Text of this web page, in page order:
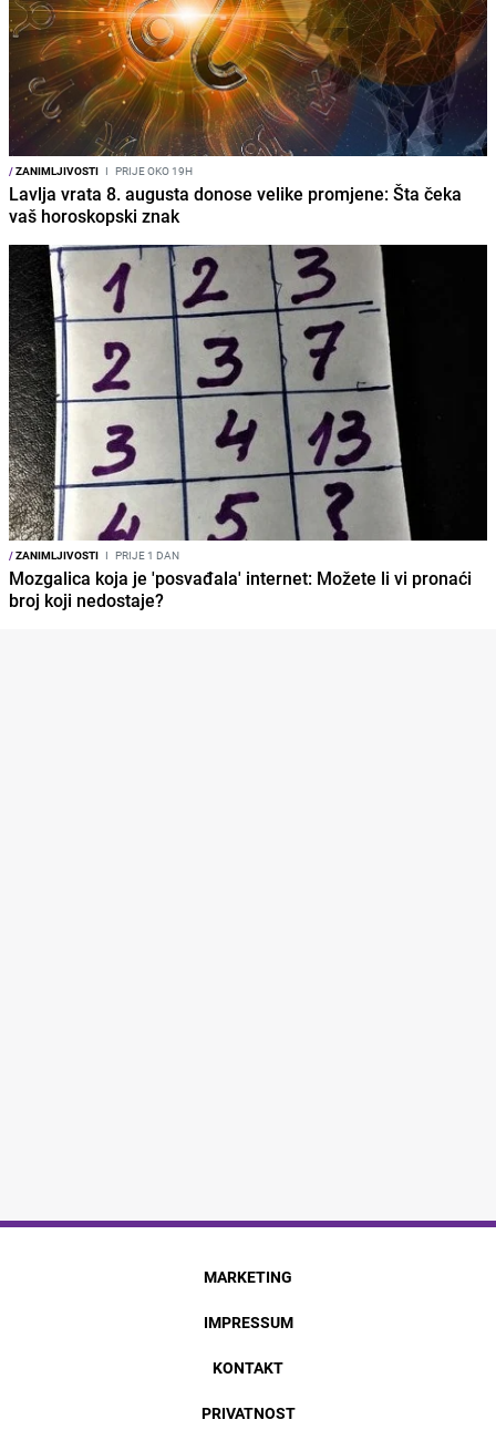
/ZANIMLJIVOSTI I PRIJE OKO 19H
Lavlja vrata 8. augusta donose velike promjene: Šta čeka
vaš horoskopski znak
/ZANIMLJIVOSTI I PRIJE 1 DAN
Mozgalica koja je 'posvađala' internet: Možete li vi pronaći
broj koji nedostaje?
MARKETING
IMPRESSUM
KONTAKT
PRIVATNOST